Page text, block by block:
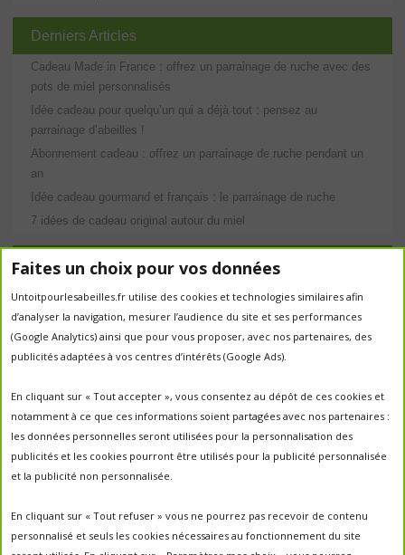
Faites un choix pour vos données
Untoitpourlesabeilles.fr utilise des cookies et technologies similaires afin
d’analyser la navigation, mesurer l’audience du site et ses performances
(Google Analytics) ainsi que pour vous proposer, avec nos partenaires, des
publicités adaptées à vos centres d’intérêts (Google Ads).
En cliquant sur « Tout accepter », vous consentez au dépôt de ces cookies et
notamment à ce que ces informations soient partagées avec nos partenaires :
les données personnelles seront utilisées pour la personnalisation des
publicités et les cookies pourront être utilisés pour la publicité personnalisée
et la publicité non personnalisée.
En cliquant sur « Tout refuser » vous ne pourrez pas recevoir de contenu
personnalisé et seuls les cookies nécessaires au fonctionnement du site
Derniers Articles
Cadeau Made in France : offrez un parrainage de ruche avec des
pots de miel personnalisés
Idée cadeau pour quelqu’un qui a déjà tout : pensez au
parrainage d’abeilles !
Abonnement cadeau : offrez un parrainage de ruche pendant un
an
Idée cadeau gourmand et français : le parrainage de ruche
7 idées de cadeau original autour du miel
Étiquettes
abeille abeilles
apiculteur apiculteurs apiculture apiculture
autrefois biodiversité Chantal Jacquot et Yves Robert
essaimage essaim sauvage fleurs la vie de la
ruche Maroc miel miel; production;abeilles
miel
français
parrainage de ruche
parrainer une ruche pesticides
portes ouvertes
rencontre apiculteurs ruche récolte récolte miel
saison2017 saison2018 saison apicole sauvage un